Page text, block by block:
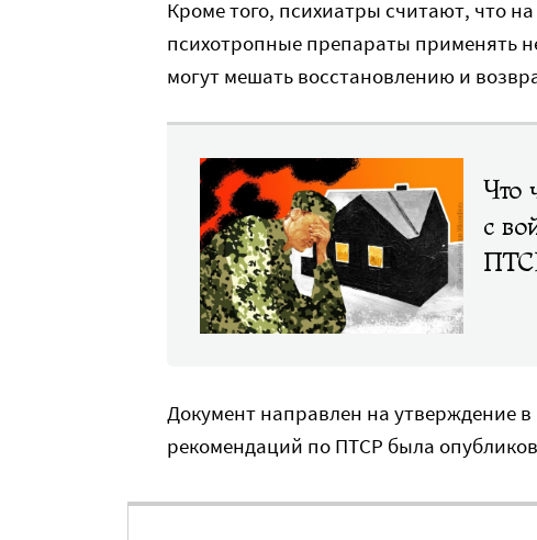
Кроме того, психиатры считают, что
психотропные препараты применять
могут мешать восстановлению и
Что
с
Документ направлен на утверждение
рекомендаций по ПТСР была